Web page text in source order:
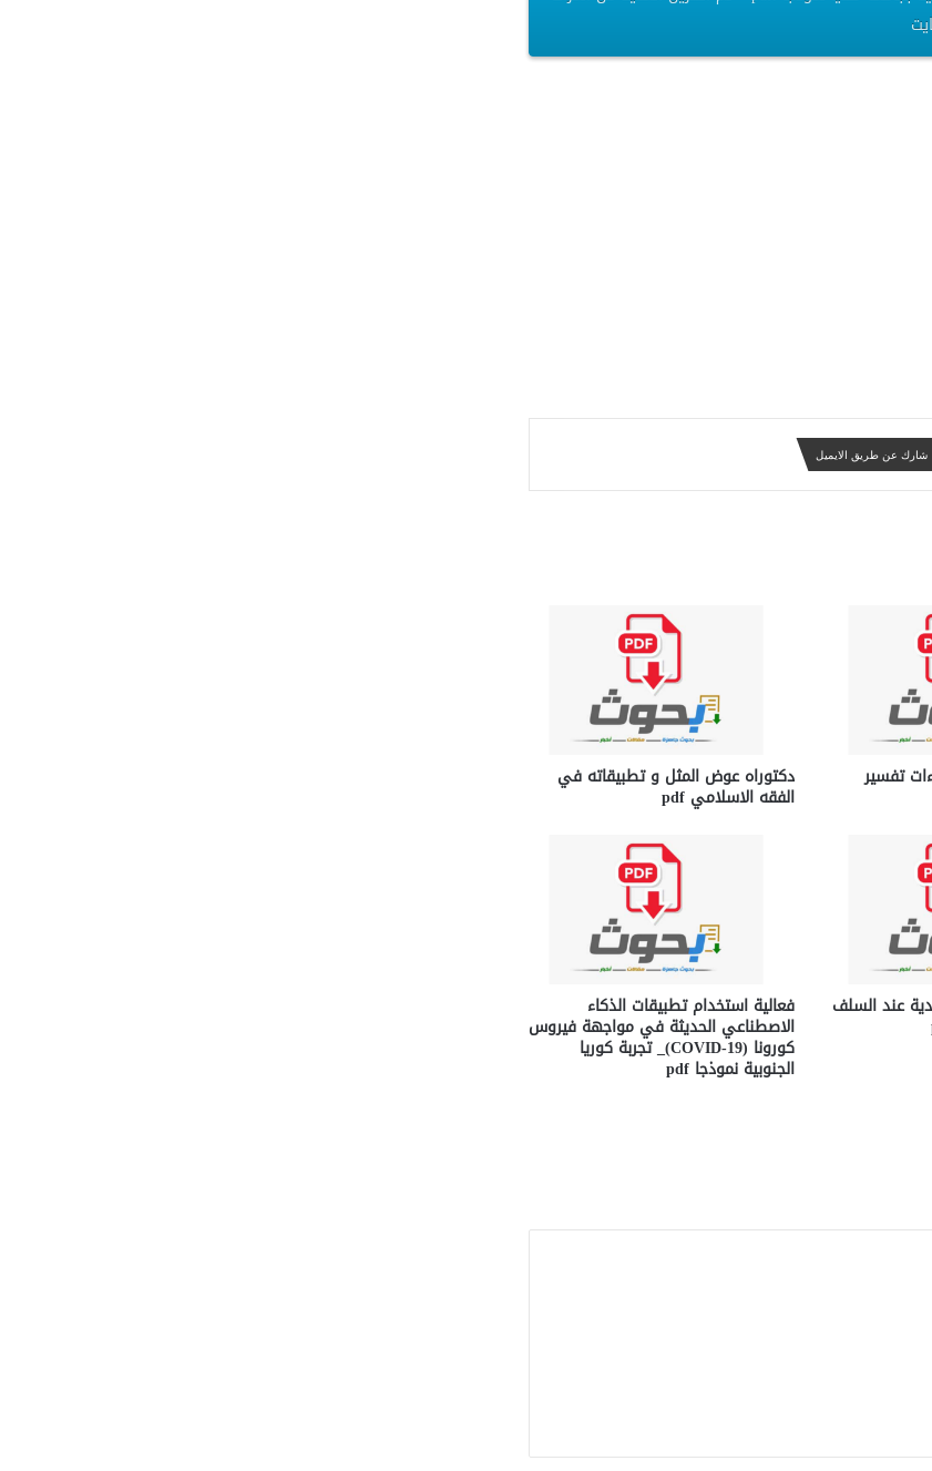
شارك عن طريق الايميل
تفسير دكتوراه عوض المثل و تطبيقاته في
الفقه الاسلامي pdf
عند السلف فعالية استخدام تطبيقات الذكاء
الاصطناعي الحديثة في مواجهة فيروس
كورونا (COVID-19)_ تجربة كوريا
الجنوبية نموذجا pdf